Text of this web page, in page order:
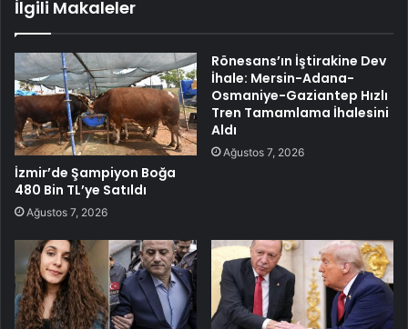
İlgili Makaleler
İzmir’de Şampiyon Boğa
480 Bin TL’ye Satıldı
Ağustos 7, 2026
Rönesans’ın İştirakine Dev
İhale: Mersin-Adana-
Osmaniye-Gaziantep Hızlı
Tren Tamamlama İhalesini
Aldı
Ağustos 7, 2026